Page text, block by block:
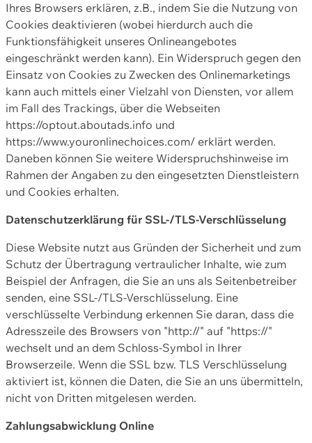
Ihres Browsers erklären, z.B., indem Sie die Nutzung von
Cookies deaktivieren (wobei hierdurch auch die
Funktionsfähigkeit unseres Onlineangebotes
eingeschränkt werden kann). Ein Widerspruch gegen den
Einsatz von Cookies zu Zwecken des Onlinemarketings
kann auch mittels einer Vielzahl von Diensten, vor allem
im Fall des Trackings, über die Webseiten
https://optout.aboutads.info und
https://www.youronlinechoices.com/ erklärt werden.
Daneben können Sie weitere Widerspruchshinweise im
Rahmen der Angaben zu den eingesetzten Dienstleistern
und Cookies erhalten.
Datenschutzerklärung für SSL-/TLS-Verschlüsselung
Diese Website nutzt aus Gründen der Sicherheit und zum
Schutz der Übertragung vertraulicher Inhalte, wie zum
Beispiel der Anfragen, die Sie an uns als Seitenbetreiber
senden, eine SSL-/TLS-Verschlüsselung. Eine
verschlüsselte Verbindung erkennen Sie daran, dass die
Adresszeile des Browsers von "http://" auf "https://"
wechselt und an dem Schloss-Symbol in Ihrer
Browserzeile. Wenn die SSL bzw. TLS Verschlüsselung
aktiviert ist, können die Daten, die Sie an uns übermitteln,
nicht von Dritten mitgelesen werden.
Zahlungsabwicklung Online